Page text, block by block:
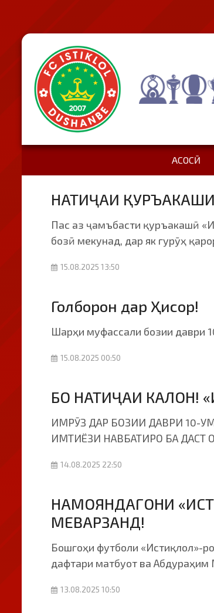
АСОСӢ
НАТИҶАИ
Пас аз ҷамъбасти қуръакашӣ
бозӣ мекунад, дар як гурӯҳ
15.08.2025 13:50
Голборон дар Ҳисор!
Шарҳи муфассали бозии даври
15.08.2025 00:50
БО НАТИҶАИ КАЛОН!
ИМРӮЗ ДАР БОЗИИ ДАВРИ 10-
ИМТИЁЗИ НАВБАТИРО БА ДАСТ
14.08.2025 22:50
НАМОЯНДАГОНИ
МЕВАРЗАНД!
Бошгоҳи футболи «Истиқлол»-
дафтари матбуот ва
13.08.2025 10:50